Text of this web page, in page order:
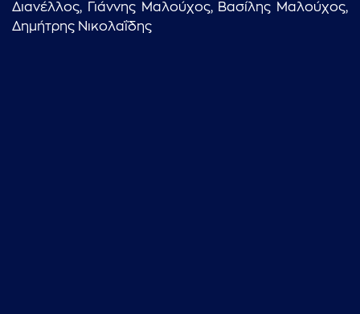
Διανέλλος, Γιάννης Μαλούχος, Βασίλης Μαλούχος,
Δημήτρης Νικολαΐδης